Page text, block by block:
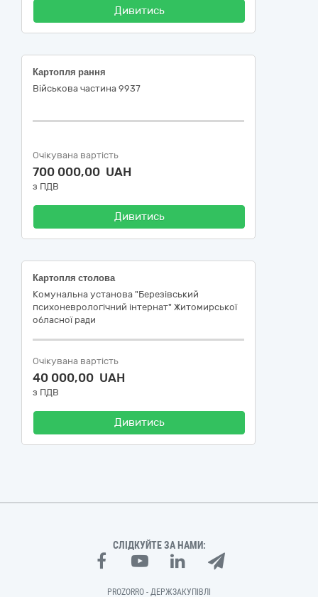
Дивитись
Картопля рання
Військова частина 9937
Очікувана вартість
700 000,00 UAH
з ПДВ
Дивитись
Картопля столова
Комунальна установа "Березівський
психоневрологічний інтернат" Житомирської
обласної ради
Очікувана вартість
40 000,00 UAH
з ПДВ
Дивитись
СЛІДКУЙТЕ ЗА НАМИ:
PROZORRO - ДЕРЖЗАКУПІВЛІ